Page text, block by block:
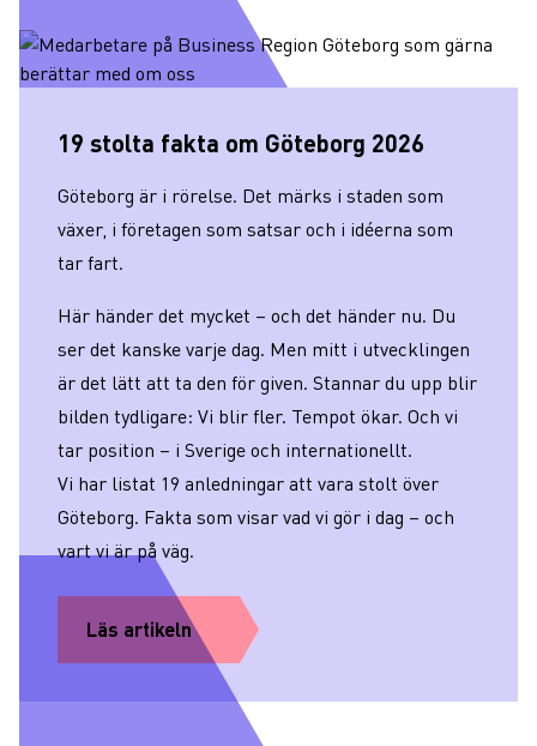
19 stolta fakta om Göteborg 2026
Göteborg är i rörelse. Det märks i staden som
växer, i företagen som satsar och i idéerna som
tar fart.
Här händer det mycket – och det händer nu. Du
ser det kanske varje dag. Men mitt i utvecklingen
är det lätt att ta den för given. Stannar du upp blir
bilden tydligare: Vi blir fler. Tempot ökar. Och vi
tar position – i Sverige och internationellt.
Vi har listat 19 anledningar att vara stolt över
Göteborg. Fakta som visar vad vi gör i dag – och
vart vi är på väg.
Läs artikeln